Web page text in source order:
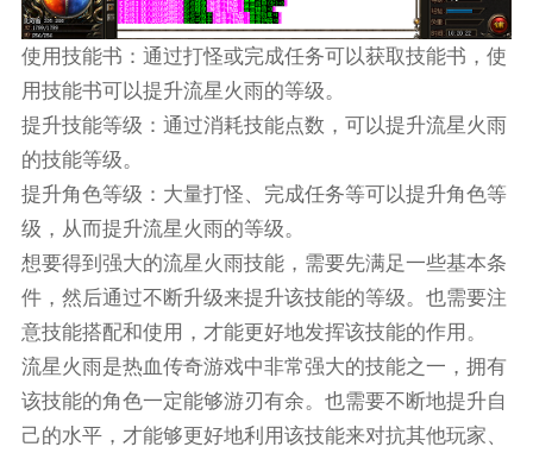
使用技能书：通过打怪或完成任务可以获取技能书，使
用技能书可以提升流星火雨的等级。
提升技能等级：通过消耗技能点数，可以提升流星火雨
的技能等级。
提升角色等级：大量打怪、完成任务等可以提升角色等
级，从而提升流星火雨的等级。
想要得到强大的流星火雨技能，需要先满足一些基本条
件，然后通过不断升级来提升该技能的等级。也需要注
意技能搭配和使用，才能更好地发挥该技能的作用。
流星火雨是热血传奇游戏中非常强大的技能之一，拥有
该技能的角色一定能够游刃有余。也需要不断地提升自
己的水平，才能够更好地利用该技能来对抗其他玩家、